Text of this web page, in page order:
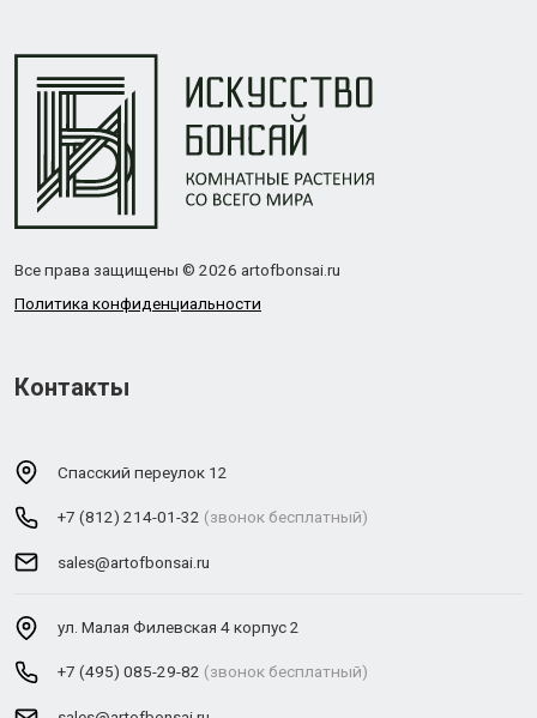
Все права защищены © 2026 artofbonsai.ru
Политика конфиденциальности
Контакты
Спасский переулок 12
+7 (812) 214-01-32 (звонок бесплатный)
sales@artofbonsai.ru
ул. Малая Филевская 4 корпус 2
+7 (495) 085-29-82 (звонок бесплатный)